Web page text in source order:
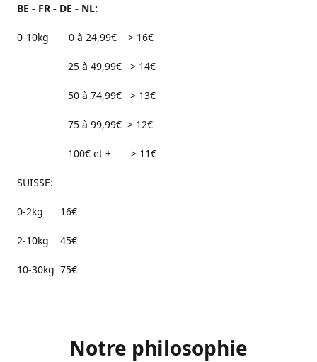
BE - FR - DE - NL:
0-10kg 0 à 24,99€ > 16€
25 à 49,99€ > 14€
50 à 74,99€ > 13€
75 à 99,99€ > 12€
100€ et + > 11€
SUISSE:
0-2kg 16€
2-10kg 45€
10-30kg 75€
Notre philosophie